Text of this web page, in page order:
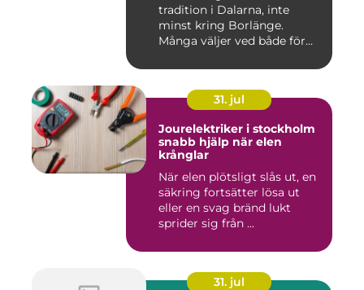
tradition i Dalarna, inte
minst kring Borlänge.
Många väljer ved både för
31. jul
Jourelektriker i stockholm
snabb hjälp när elen
krånglar
När elen plötsligt slås ut, en
säkring fortsätter lösa ut
eller en svag bränd lukt
sprider sig från ...
31. jul